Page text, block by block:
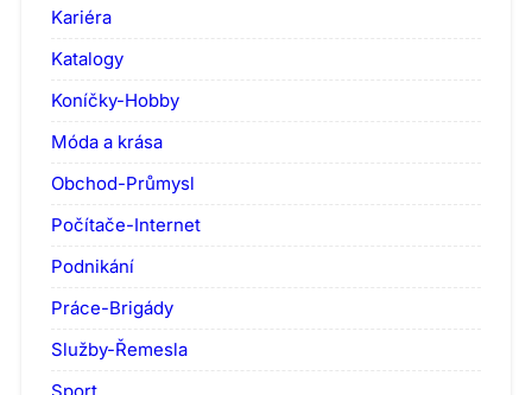
Kariéra
Katalogy
Koníčky-Hobby
Móda a krása
Obchod-Průmysl
Počítače-Internet
Podnikání
Práce-Brigády
Služby-Řemesla